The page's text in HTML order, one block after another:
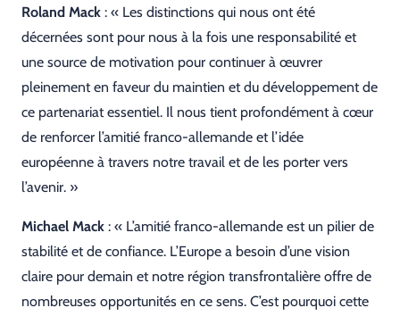
Roland Mack : « Les distinctions qui nous ont été
décernées sont pour nous à la fois une responsabilité et
une source de motivation pour continuer à œuvrer
pleinement en faveur du maintien et du développement de
ce partenariat essentiel. Il nous tient profondément à cœur
de renforcer l’amitié franco-allemande et l’idée
européenne à travers notre travail et de les porter vers
l’avenir. »
Michael Mack : « L’amitié franco-allemande est un pilier de
stabilité et de confiance. L’Europe a besoin d’une vision
claire pour demain et notre région transfrontalière offre de
nombreuses opportunités en ce sens. C’est pourquoi cette